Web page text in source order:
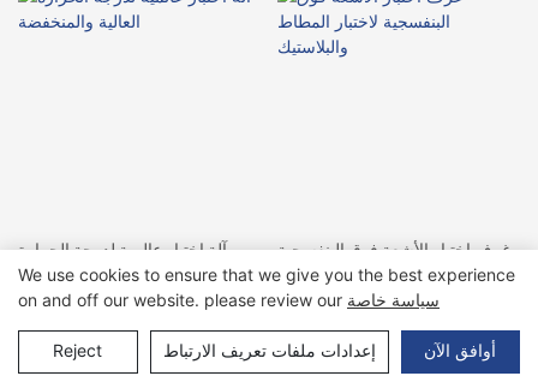
آلة اختبار عالمية لدرجة الحرارة
العالية والمنخفضة
غرف اختبار الأشعة فوق البنفسجية
لاختبار المطاط والبلاستيك
We use cookies to ensure that we give you the best experience
on and off our website. please review our سياسة خاصة
Reject إعدادات ملفات تعريف الارتباط أوافق الآن